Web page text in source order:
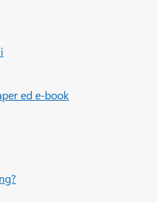
ed e-book